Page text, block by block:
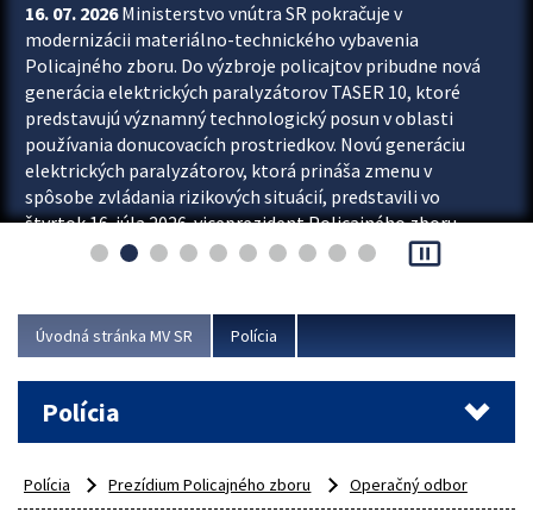
16. 07. 2026Ministerstvo vnútra SR pokračuje v
modernizácii materiálno-technického vybavenia
Policajného zboru. Do výzbroje policajtov pribudne nová
generácia elektrických paralyzátorov TASER 10, ktoré
predstavujú významný technologický posun v oblasti
používania donucovacích prostriedkov. Novú generáciu
elektrických paralyzátorov, ktorá prináša zmenu v
spôsobe zvládania rizikových situácií, predstavili vo
štvrtok 16. júla 2026 viceprezident Policajného zboru
Rastislav Polakovič a riaditeľ odboru výcviku...
pause_presentation
Úvodná stránka MV SR Polícia
Polícia
Polícia Prezídium Policajného zboru Operačný odbor